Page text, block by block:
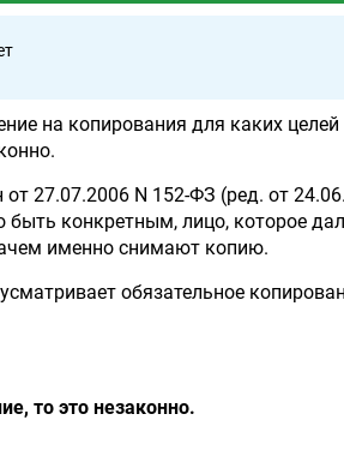
на копирования для каких целей
27.07.2006 N 152-ФЗ (ред. от
конкретным, лицо, которое
именно снимают копию.
обязательное
то это незаконно.